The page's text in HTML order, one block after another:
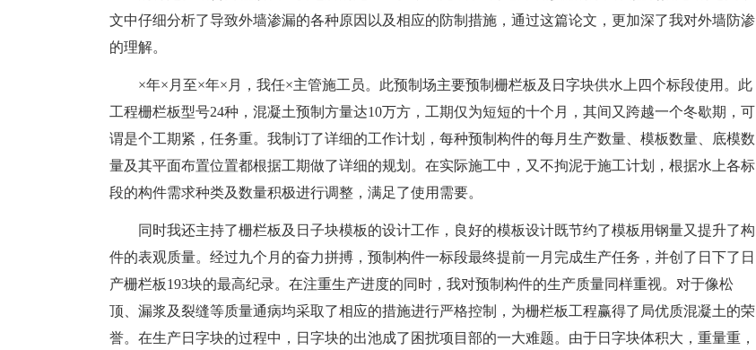
文中仔细分析了导致外墙渗漏的各种原因以及相应的防制措施，通过这篇论文，更加深了我对外墙防渗
的理解。
×年×月至×年×月，我任×主管施工员。此预制场主要预制栅栏板及日字块供水上四个标段使用。此
工程栅栏板型号24种，混凝土预制方量达10万方，工期仅为短短的十个月，其间又跨越一个冬歇期，可
谓是个工期紧，任务重。我制订了详细的工作计划，每种预制构件的每月生产数量、模板数量、底模数
量及其平面布置位置都根据工期做了详细的规划。在实际施工中，又不拘泥于施工计划，根据水上各标
段的构件需求种类及数量积极进行调整，满足了使用需要。
同时我还主持了栅栏板及日子块模板的设计工作，良好的模板设计既节约了模板用钢量又提升了构
件的表观质量。经过九个月的奋力拼搏，预制构件一标段最终提前一月完成生产任务，并创了日下了日
产栅栏板193块的最高纪录。在注重生产进度的同时，我对预制构件的生产质量同样重视。对于像松
顶、漏浆及裂缝等质量通病均采取了相应的措施进行严格控制，为栅栏板工程赢得了局优质混凝土的荣
誉。在生产日字块的过程中，日字块的出池成了困扰项目部的一大难题。由于日字块体积大，重量重，